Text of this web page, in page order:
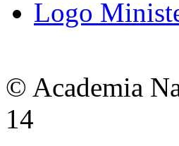
Logo
© Academia
14